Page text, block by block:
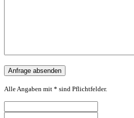
Alle Angaben mit * sind Pflichtfelder.